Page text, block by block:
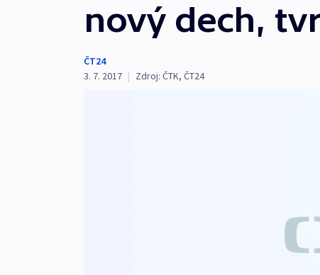
nový dech,
ČT24
3. 7. 2017 | Zdroj: ČTK, ČT24